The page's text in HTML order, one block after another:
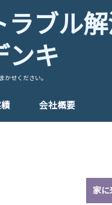
ラブル
ンキ
かせください。
会社概要
家に